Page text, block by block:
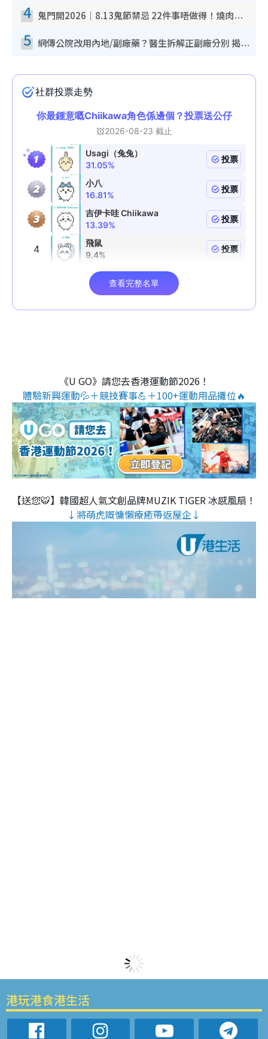
4 鬼門開2026｜8.13鬼節禁忌 22件事唔做得！燒肉、刺身要少食？半夜勿吹口哨/打呢個電話
5 網傳公院改用內地/副廠藥？醫生拆解正副廠分別 揭4類人換藥隨時出事
《U GO》請您去香港運動節2026！
體驗新興運動💦＋競技賽事💪＋100+運動用品攤位🔥
【送您🐯】韓國超人氣文創品牌MUZIK TIGER 冰感風扇！
↓將萌虎嘅慵懶療癒帶返屋企↓
港玩港食港生活